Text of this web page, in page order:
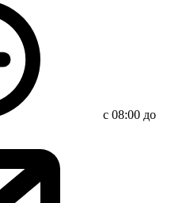
с 08:00 до